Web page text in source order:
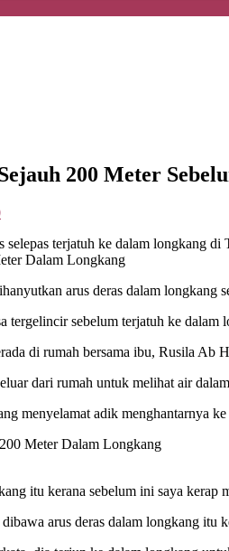
200 Meter
terjatuh ke dalam longkang
arus deras dalam longkang
tergelincir sebelum terjatuh ke dalam
di rumah bersama ibu, Rusila Ab
dari rumah untuk melihat air
menyelamat adik menghantarnya
itu kerana sebelum ini saya kerap
arus deras dalam longkang